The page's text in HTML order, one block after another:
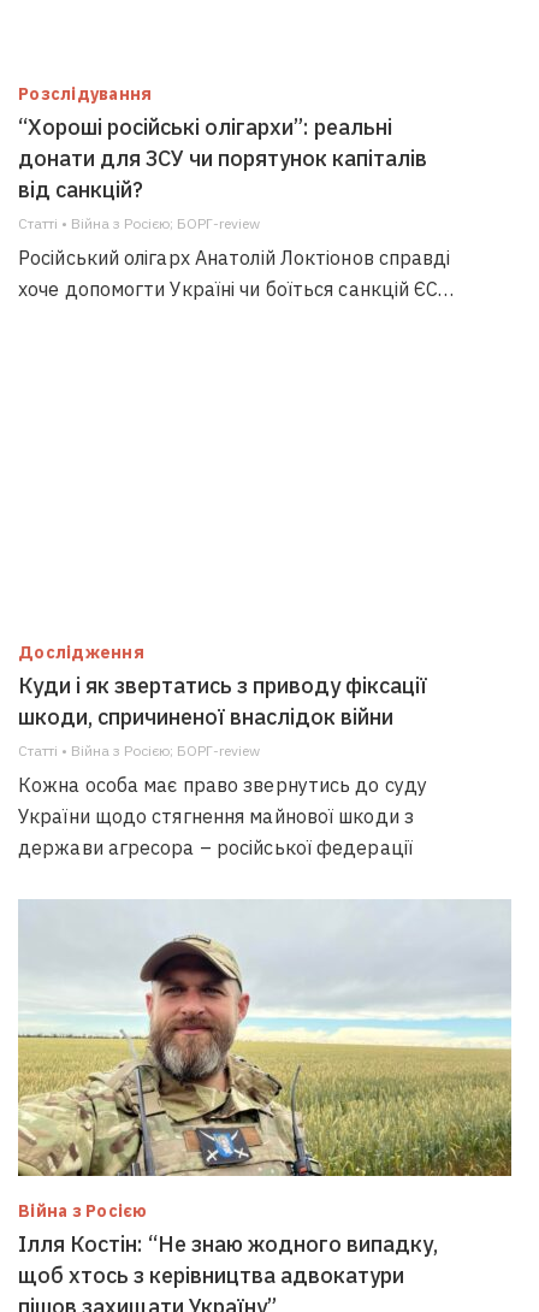
Розслідування
“Хороші російські олігархи”: реальні
донати для ЗСУ чи порятунок капіталів
від санкцій?
Статті • Війна з Росією; БОРГ-review
Російський олігарх Анатолій Локтіонов справді
хоче допомогти Україні чи боїться санкцій ЄС…
Дослідження
Куди і як звертатись з приводу фіксації
шкоди, спричиненої внаслідок війни
Статті • Війна з Росією; БОРГ-review
Кожна особа має право звернутись до суду
України щодо стягнення майнової шкоди з
держави агресора – російської федерації
Війна з Росією
Ілля Костін: “Не знаю жодного випадку,
щоб хтось з керівництва адвокатури